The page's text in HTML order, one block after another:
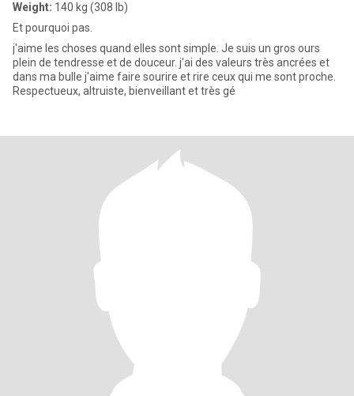
Weight: 140 kg (308 lb)
Et pourquoi pas.
j'aime les choses quand elles sont simple. Je suis un gros ours
plein de tendresse et de douceur. j'ai des valeurs très ancrées et
dans ma bulle j'aime faire sourire et rire ceux qui me sont proche.
Respectueux, altruiste, bienveillant et très gé